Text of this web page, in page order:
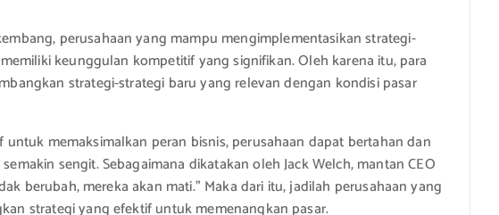
perusahaan yang mampu mengimplementasikan strategi-
keunggulan kompetitif yang signifikan. Oleh karena itu, para
strategi-strategi baru yang relevan dengan kondisi pasar
memaksimalkan peran bisnis, perusahaan dapat bertahan dan
sengit. Sebagaimana dikatakan oleh Jack Welch, mantan CEO
berubah, mereka akan mati.” Maka dari itu, jadilah perusahaan yang
strategi yang efektif untuk memenangkan pasar.